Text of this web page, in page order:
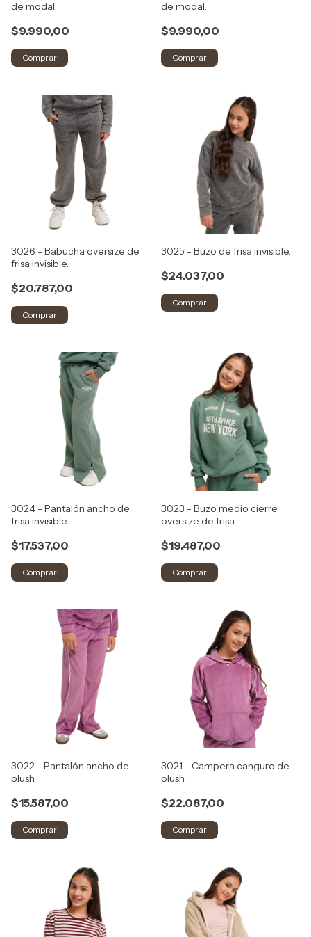
de modal.
$9.990,00
Comprar
de modal.
$9.990,00
Comprar
3026 - Babucha oversize de
frisa invisible.
$20.787,00
Comprar
3025 - Buzo de frisa invisible.
$24.037,00
Comprar
3024 - Pantalón ancho de
frisa invisible.
$17.537,00
Comprar
3023 - Buzo medio cierre
oversize de frisa.
$19.487,00
Comprar
3022 - Pantalón ancho de
plush.
$15.587,00
Comprar
3021 - Campera canguro de
plush.
$22.087,00
Comprar